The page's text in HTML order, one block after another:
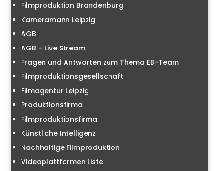
Filmproduktion Brandenburg
Kameramann Leipzig
AGB
AGB – Live Stream
Fragen und Antworten zum Thema EB-Team
Filmproduktionsgesellschaft
Filmagentur Leipzig
Produktionsfirma
Filmproduktionsfirma
Künstliche Intelligenz
Nachhaltige Filmproduktion
Videoplattformen Liste